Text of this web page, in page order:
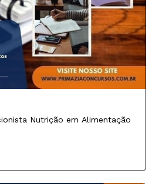
Nutrição em Alimentação